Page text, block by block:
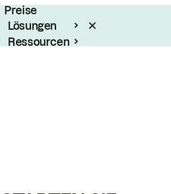
Preise
Lösungen
Ressourcen